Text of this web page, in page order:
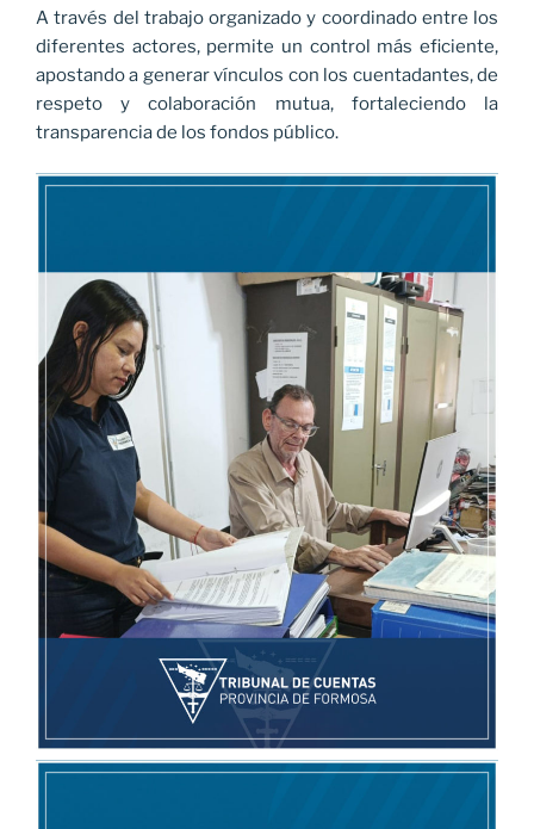
A través del trabajo organizado y coordinado entre los
diferentes actores, permite un control más eficiente,
apostando a generar vínculos con los cuentadantes, de
respeto y colaboración mutua, fortaleciendo la
transparencia de los fondos público.